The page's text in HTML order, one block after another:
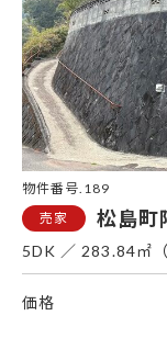
物件番号.189
松島町
5DK 283.84㎡